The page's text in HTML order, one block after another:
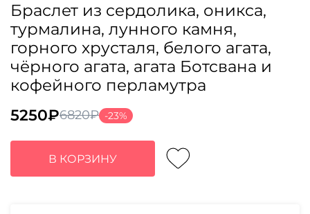
Браслет из сердолика, оникса,
турмалина, лунного камня,
горного хрусталя, белого агата,
чёрного агата, агата Ботсвана и
кофейного перламутра
6820₽
Первоначальная
цена
составляла
6820₽.
5250₽
Текущая
цена:
5250₽.
-23%
В КОРЗИНУ